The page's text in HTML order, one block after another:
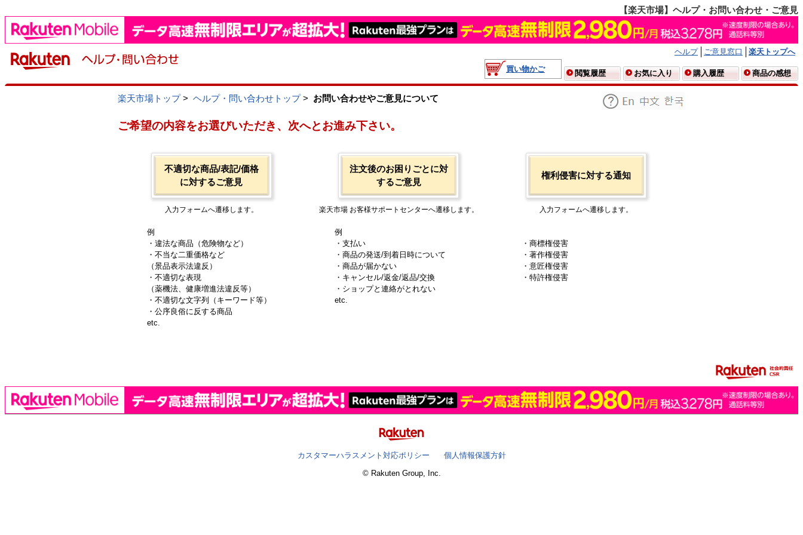
【楽天市場】ヘルプ・お問い合わせ・ご意見
ヘルプ ご意見窓口
楽天トップへ
買い物かご
閲覧履歴 お気に入り 購入履歴 商品の感想
楽天市場トップ> ヘルプ・問い合わせトップ> お問い合わせやご意見について
ご希望の内容をお選びいただき、次へとお進み下さい。
不適切な商品/表記/価格
に対するご意見
入力フォームへ遷移します。
例
・違法な商品（危険物など）
・不当な二重価格など
（景品表示法違反）
・不適切な表現
（薬機法、健康増進法違反等）
・不適切な文字列（キーワード等）
・公序良俗に反する商品
etc.
注文後のお困りごとに対
するご意見
楽天市場 お客様サポートセンターへ遷移します。
例
・支払い
・商品の発送/到着日時について
・商品が届かない
・キャンセル/返金/返品/交換
・ショップと連絡がとれない
etc.
権利侵害に対する通知
入力フォームへ遷移します。
・商標権侵害
・著作権侵害
・意匠権侵害
・特許権侵害
カスタマーハラスメント対応ポリシー
個人情報保護方針
© Rakuten Group, Inc.